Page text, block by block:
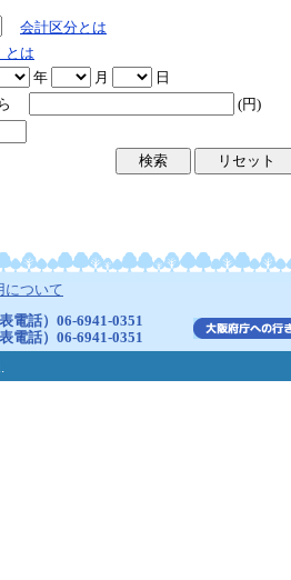
会計区分とは
とは
年 月
日
(円)
について
表電話）06-6941-0351
表電話）06-6941-0351